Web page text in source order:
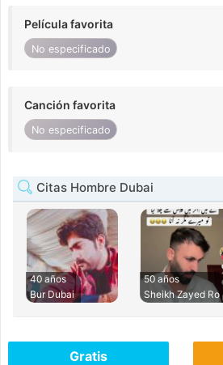
Película favorita
No especificado
Canción favorita
No especificado
Citas Hombre Dubai
40 años
Bur Dubai
50 años
Sheikh Zayed Ro
Gratis